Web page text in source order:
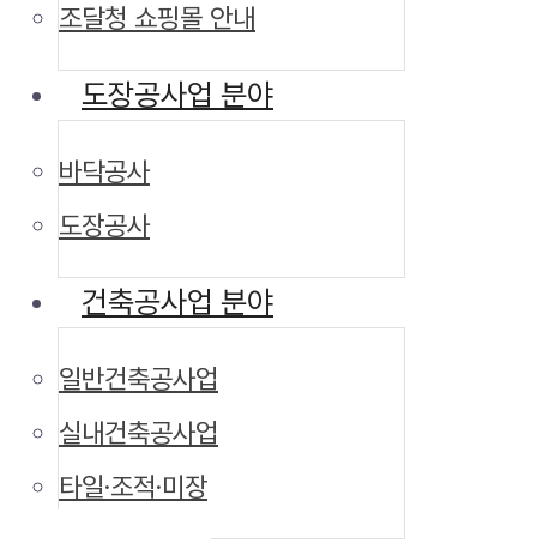
조달청 쇼핑몰 안내
도장공사업 분야
바닥공사
도장공사
건축공사업 분야
일반건축공사업
실내건축공사업
타일·조적·미장